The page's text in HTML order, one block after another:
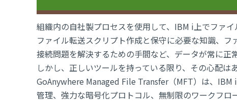
組織内の自社製プロセスを使用して、IBM i上でファ
ファイル転送スクリプト作成と保守に必要な知識、フ
接続問題を解決するための手間など、データが常に正
しかし、正しいツールを持っている限り、その心配は
GoAnywhere Managed File Transfer（MFT）は、
管理、強力な暗号化プロトコル、無制限のワークフ